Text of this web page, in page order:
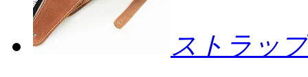
ストラップ